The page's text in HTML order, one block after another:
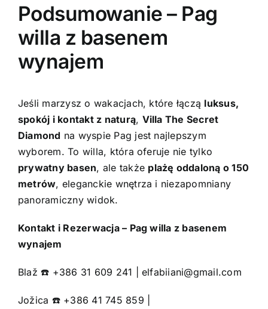
Podsumowanie – Pag
willa z basenem
wynajem
Jeśli marzysz o wakacjach, które łączą luksus,
spokój i kontakt z naturą, Villa The Secret
Diamond na wyspie Pag jest najlepszym
wyborem. To willa, która oferuje nie tylko
prywatny basen, ale także plażę oddaloną o 150
metrów, eleganckie wnętrza i niezapomniany
panoramiczny widok.
Kontakt i Rezerwacja – Pag willa z basenem
wynajem
Blaž ☎️ +386 31 609 241 | elfabiiani@gmail.com
Jožica ☎️ +386 41 745 859 |